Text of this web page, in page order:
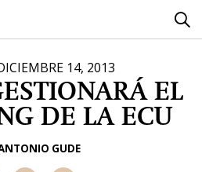
14, 2013
EL
DE LA ECU
GUDE